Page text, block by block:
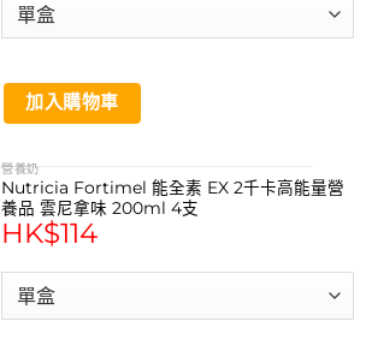
加入購物車
營養奶
Nutricia Fortimel 能全素 EX 2千卡高能量營
養品 雲尼拿味 200ml 4支
HK$114